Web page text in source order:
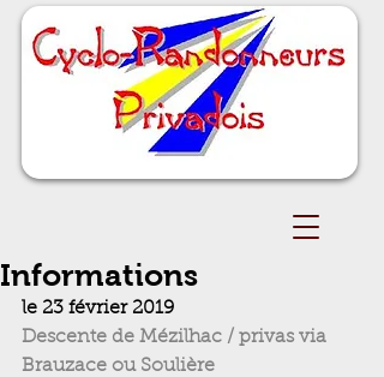
Informations
le 23 février 2019
Descente de Mézilhac / privas via
Brauzace ou Soulière